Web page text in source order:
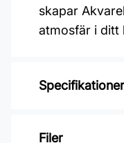
skapar
atmosfär i ditt
Specifikationer
Varumärke:
Filer